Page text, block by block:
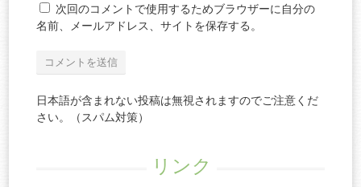
次回のコメントで使用するためブラウザーに自分の
名前、メールアドレス、サイトを保存する。
日本語が含まれない投稿は無視されますのでご注意くだ
さい。（スパム対策）
リンク